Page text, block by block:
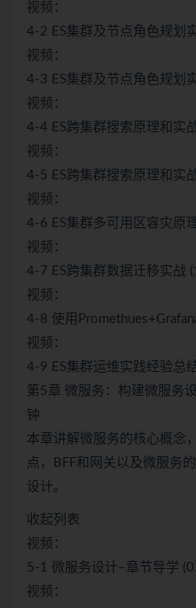
视频：
4-2 ES集群及节点角色规划
视频：
4-3 ES集群及节点角色规划
视频：
4-4 ES跨集群搜索原理和实
视频：
4-5 ES跨集群搜索原理和实
视频：
4-6 ES集群多可用区容灾原
视频：
4-7 ES跨集群数据迁移实战
视频：
4-8 使用
视频：
4-9 ES集群运维实践经验总
第5章 微服务：构建微服务
钟
本章讲解微服务的核心概念
点，BFF和网关以及微服务
设计。
收起列表
视频：
5-1 微服务设计–章节导学
视频：